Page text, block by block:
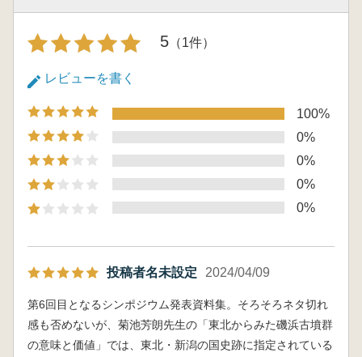
5 （1件）
レビューを書く
100%
0%
0%
0%
0%
投稿者名未設定 2024/04/09
第6回目となるシンポジウム発表資料集。そろそろネタ切れ
感も否めないが、菊池芳朗先生の「東北からみた磯浜古墳群
の意味と価値」では、東北・新潟の国史跡に指定されている